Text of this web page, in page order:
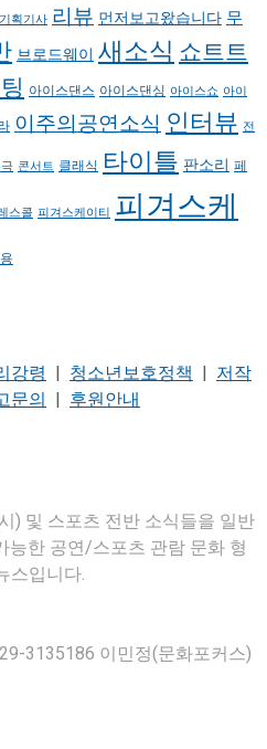
기획기사 리뷰 먼저보고왔습니다 무
브로드웨이 새소식쇼트트
아이스댄스 아이스댄싱 아이스쇼 아이
이주의공연소식 인터뷰 전
콘서트 클래식 타이틀 판소리 페
스콜 피겨스케이티 피겨스케
강령 | 청소년보호정책 | 저작
문의 | 후원안내
) 및 스포츠 전반 소식들을 일반
능한 공연/스포츠 관람 문화 형
스입니다.
3135186 이민정(문화포커스)